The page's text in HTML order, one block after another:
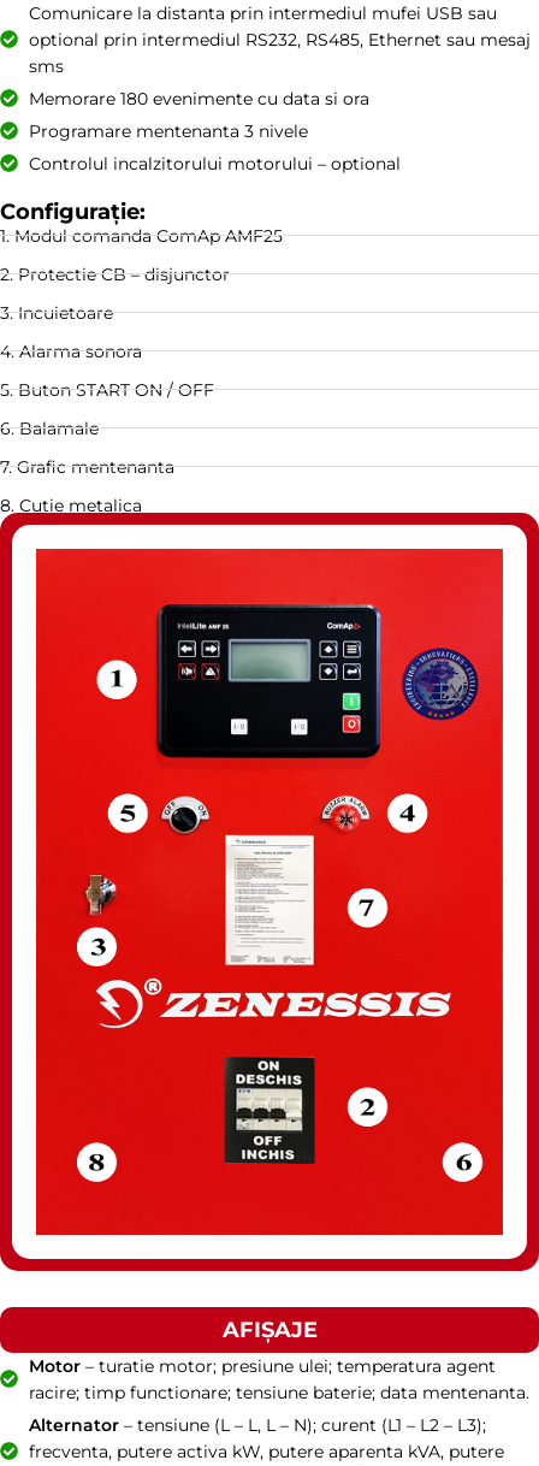
Comunicare la distanta prin intermediul mufei USB sau
optional prin intermediul RS232, RS485, Ethernet sau mesaj
sms
Memorare 180 evenimente cu data si ora
Programare mentenanta 3 nivele
Controlul incalzitorului motorului – optional
Configurație:
1. Modul comanda ComAp AMF25
2. Protectie CB – disjunctor
3. Incuietoare
4. Alarma sonora
5. Buton START ON / OFF
6. Balamale
7. Grafic mentenanta
8. Cutie metalica
AFIȘAJE
Motor– turatie motor; presiune ulei; temperatura agent
racire; timp functionare; tensiune baterie; data mentenanta.
Alternator– tensiune (L – L, L – N); curent (L1 – L2 – L3);
frecventa, putere activa kW, putere aparenta kVA, putere